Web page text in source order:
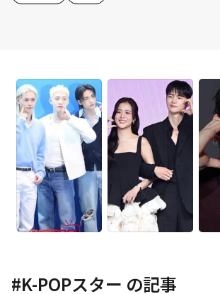
#K-POPスター の記事